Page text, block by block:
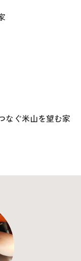
なぐ米山を望む家